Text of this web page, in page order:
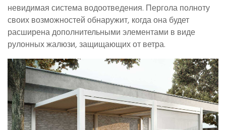
невидимая система водоотведения. Пергола полноту
своих возможностей обнаружит, когда она будет
расширена дополнительными элементами в виде
рулонных жалюзи, защищающих от ветра.